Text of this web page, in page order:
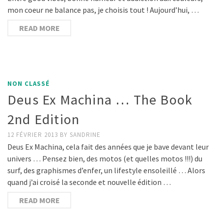
mon coeur ne balance pas, je choisis tout ! Aujourd’hui, …
READ MORE
NON CLASSÉ
Deus Ex Machina … The Book
2nd Edition
12 FÉVRIER 2013 BY SANDRINE
Deus Ex Machina, cela fait des années que je bave devant leur
univers … Pensez bien, des motos (et quelles motos !!!) du
surf, des graphismes d’enfer, un lifestyle ensoleillé … Alors
quand j’ai croisé la seconde et nouvelle édition …
READ MORE